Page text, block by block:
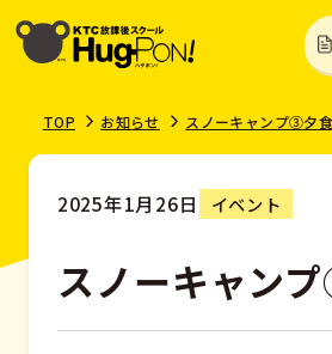
TOP お知らせ スノーキャンプ③夕食
2025年1月26日 イベント
スノーキャン